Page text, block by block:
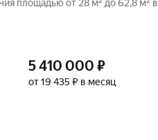
площадью от 28 м² до 62,8 м² в
5 410 000 ₽
от 19 435 ₽ в месяц